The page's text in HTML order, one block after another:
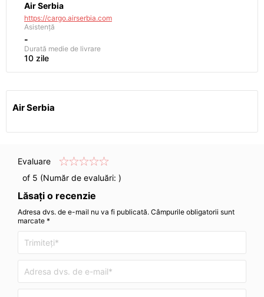
Air Serbia
https://cargo.airserbia.com
Asistență
-
Durată medie de livrare
10 zile
Air Serbia
Evaluare
of 5 (Număr de evaluări: )
Lăsați o recenzie
Adresa dvs. de e-mail nu va fi publicată. Câmpurile obligatorii sunt
marcate *